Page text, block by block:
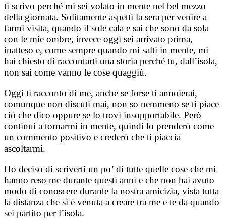
ti scrivo perché mi sei volato in mente nel bel mezzo
della giornata. Solitamente aspetti la sera per venire a
farmi visita, quando il sole cala e sai che sono da sola
con le mie ombre, invece oggi sei arrivato prima,
inatteso e, come sempre quando mi salti in mente, mi
hai chiesto di raccontarti una storia perché tu, dall’isola,
non sai come vanno le cose quaggiù.
Oggi ti racconto di me, anche se forse ti annoierai,
comunque non discuti mai, non so nemmeno se ti piace
ciò che dico oppure se lo trovi insopportabile. Però
continui a tornarmi in mente, quindi lo prenderò come
un commento positivo e crederò che ti piaccia
ascoltarmi.
Ho deciso di scriverti un po’ di tutte quelle cose che mi
hanno reso me durante questi anni e che non hai avuto
modo di conoscere durante la nostra amicizia, vista tutta
la distanza che si è venuta a creare tra me e te da quando
sei partito per l’isola.